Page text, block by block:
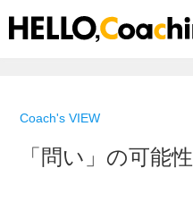
Coach's VIEW
「問い」の可能性